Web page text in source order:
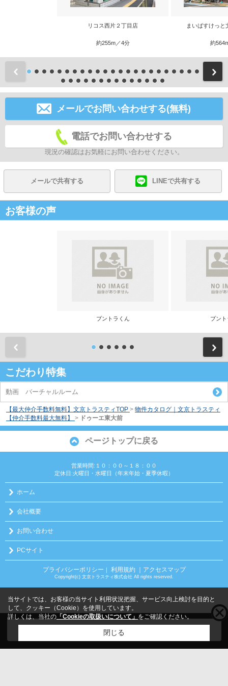
リコス西片２丁目店
約255m／4分
まいばすけっと
約
前
メールでお問い合わせする(無料)
電話でお問い合わせする
現況の確認はお気軽にお問い合わせください。
メールで共有する LINEで共有する
お客様の声
ブントラくん ブン
こだわり特集
動画 バーチャルルーム
【最大仲介手数料無料】文京トラスティTOP > 物件カタログ｜文京トラスティ
【仲介手数料最大無料】
> ドゥーエ東大前
ページトップに戻る
営業時間:１０：００～１８：００
定休日:火曜日・水曜日（年末年始・夏季休暇）
ホーム
会社概要
お問い合わせ
PCサイト
プライバシーポリシー ｜ 利用規約 ｜アクセスマップ
Copyright(c) 文京トラスティ株式会社 All rights reserved.
こちらの物件をご覧の方にお勧めな物件
当サイトでは、お客様の当サイト利用状況把握、サービス向上検討を目的と
して、クッキー（Cookie）を使用しています。
詳しくは、当社の 「Cookieの取扱いについて」 をご確認ください。
閉じる